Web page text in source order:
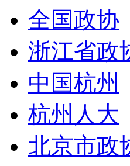
全国政协
浙江省政
中国杭州
杭州人大
北京市政